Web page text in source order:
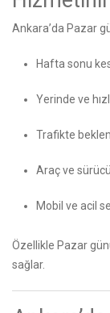
Ankara’da Pazar
Hafta sonu
Yerinde ve
Trafikte
Araç ve
Mobil ve acil
Özellikle Pazar
sağlar.